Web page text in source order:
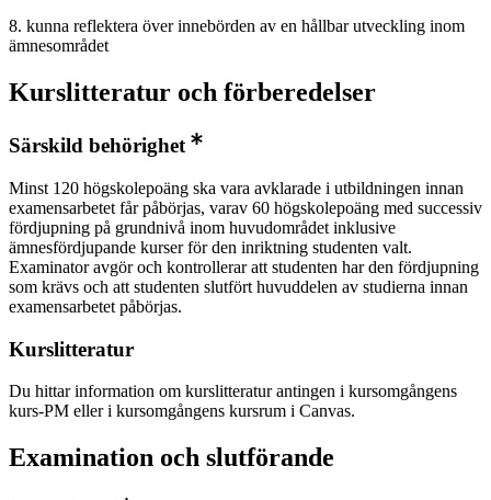
8. kunna reflektera över innebörden av en hållbar utveckling inom
ämnesområdet
Kurslitteratur och förberedelser
Särskild behörighet
Minst 120 högskolepoäng ska vara avklarade i utbildningen innan
examensarbetet får påbörjas, varav 60 högskolepoäng med successiv
fördjupning på grundnivå inom huvudområdet inklusive
ämnesfördjupande kurser för den inriktning studenten valt.
Examinator avgör och kontrollerar att studenten har den fördjupning
som krävs och att studenten slutfört huvuddelen av studierna innan
examensarbetet påbörjas.
Kurslitteratur
Du hittar information om kurslitteratur antingen i kursomgångens
kurs-PM eller i kursomgångens kursrum i Canvas.
Examination och slutförande